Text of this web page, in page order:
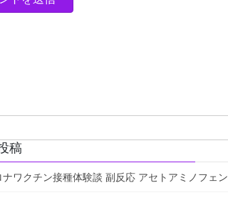
稿
ナワクチン接種体験談 副反応 アセトアミノフェン